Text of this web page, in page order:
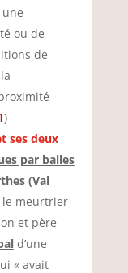
ou de
de
)
ses deux
par balles
(Val
le meurtrier
et père
d’une
« avait